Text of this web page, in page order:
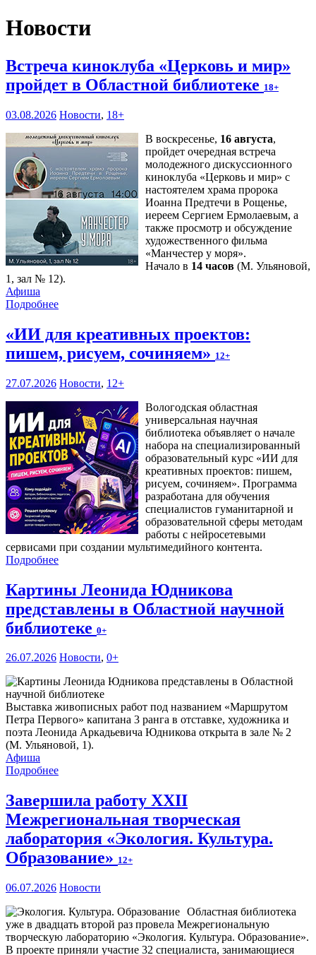
Новости
Встреча киноклуба «Церковь и мир»
пройдет в Областной библиотеке 18+
03.08.2026 Новости, 18+
В воскресенье, 16 августа,
пройдет очередная встреча
молодежного дискуссионного
киноклуба «Церковь и мир» с
настоятелем храма пророка
Иоанна Предтечи в Рощенье,
иереем Сергием Ермолаевым, а
также просмотр и обсуждение
художественного фильма
«Манчестер у моря».
Начало в 14 часов (М. Ульяновой,
1, зал № 12).
Афиша
Подробнее
«ИИ для креативных проектов:
пишем, рисуем, сочиняем» 12+
27.07.2026 Новости, 12+
Вологодская областная
универсальная научная
библиотека объявляет о начале
набора на специализированный
образовательный курс «ИИ для
креативных проектов: пишем,
рисуем, сочиняем». Программа
разработана для обучения
специалистов гуманитарной и
образовательной сферы методам
работы с нейросетевыми
сервисами при создании мультимедийного контента.
Подробнее
Картины Леонида Юдникова
представлены в Областной научной
библиотеке 0+
26.07.2026 Новости, 0+
Выставка живописных работ под названием «Маршрутом
Петра Первого» капитана 3 ранга в отставке, художника и
поэта Леонида Аркадьевича Юдникова открыта в зале № 2
(М. Ульяновой, 1).
Афиша
Подробнее
Завершила работу XXII
Межрегиональная творческая
лаборатория «Экология. Культура.
Образование» 12+
06.07.2026 Новости
Областная библиотека
уже в двадцать второй раз провела Межрегиональную
творческую лабораторию «Экология. Культура. Образование».
В проекте приняли участие 32 специалиста, занимающиеся